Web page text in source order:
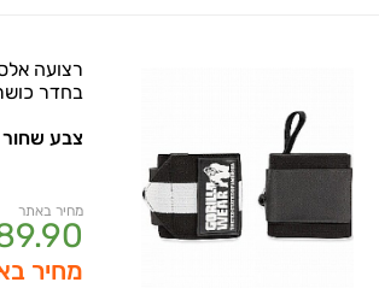
רצועה
בחדר
צבע שחור
מחיר באתר
מחיר